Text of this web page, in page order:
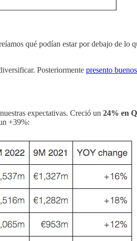
qué podían estar por debajo de lo
Posteriormente presento
expectativas. Creció un 24% en
+39%: